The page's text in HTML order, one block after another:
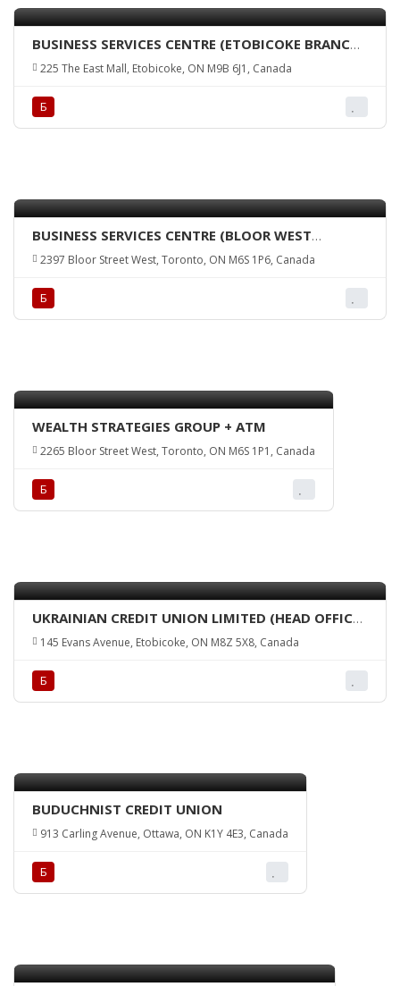
BUSINESS SERVICES CENTRE (ETOBICOKE BRANCH
+ ATM)
225 The East Mall, Etobicoke, ON M9B 6J1, Canada
Б
BUSINESS SERVICES CENTRE (BLOOR WEST
BRANCH + ATM)
2397 Bloor Street West, Toronto, ON M6S 1P6, Canada
Б
WEALTH STRATEGIES GROUP + ATM
2265 Bloor Street West, Toronto, ON M6S 1P1, Canada
Б
UKRAINIAN CREDIT UNION LIMITED (HEAD OFFICE
+ ATM)
145 Evans Avenue, Etobicoke, ON M8Z 5X8, Canada
Б
BUDUCHNIST CREDIT UNION
913 Carling Avenue, Ottawa, ON K1Y 4E3, Canada
Б